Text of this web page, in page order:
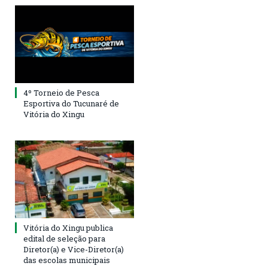
4º Torneio de Pesca
Esportiva do Tucunaré de
Vitória do Xingu
Vitória do Xingu publica
edital de seleção para
Diretor(a) e Vice-Diretor(a)
das escolas municipais